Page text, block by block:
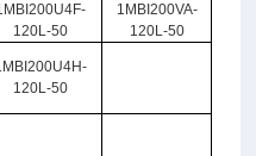
120L-50
1MBI200VA-
120L-50
120L-50